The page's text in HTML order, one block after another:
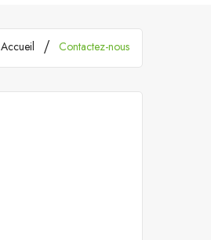
Accueil Contactez-nous